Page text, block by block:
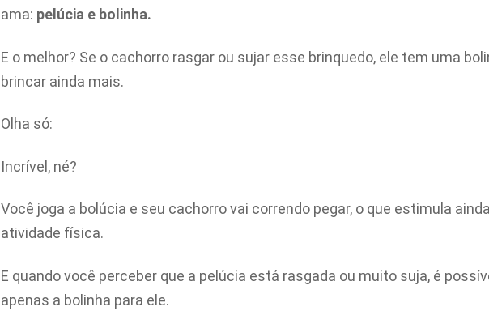
ama: pelúcia e bolinha.
E o melhor? Se o cachorro rasgar ou sujar esse brinquedo, ele tem uma
brincar ainda mais.
Olha só:
Incrível, né?
Você joga a bolúcia e seu cachorro vai correndo pegar, o que estimula
atividade física.
E quando você perceber que a pelúcia está rasgada ou muito suja, é
apenas a bolinha para ele.